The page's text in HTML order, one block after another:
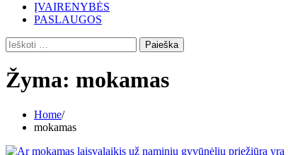
ĮVAIRENYBĖS
PASLAUGOS
Ieškoti:
Žyma: mokamas
Home
mokamas